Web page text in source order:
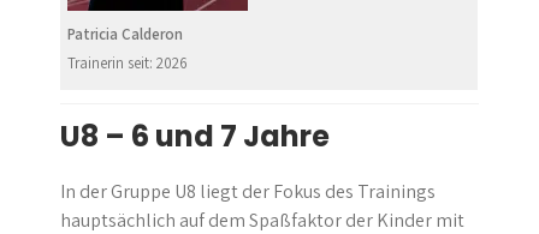
Patricia Calderon
Trainerin seit: 2026
U8 – 6 und 7 Jahre
In der Gruppe U8 liegt der Fokus des Trainings
hauptsächlich auf dem Spaßfaktor der Kinder mit